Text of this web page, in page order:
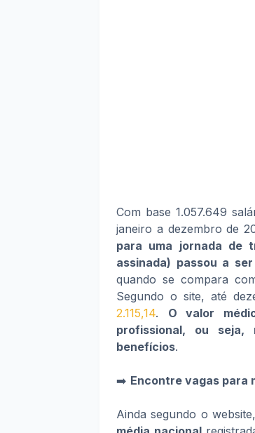
Com base 1.057.649
janeiro a dezembro de
para uma jornada de
assinada) passou a
quando se compara
Segundo o site, até
2.115,14. O valor
profissional, ou seja,
benefícios.
➡️ Encontre vagas para
Ainda segundo o